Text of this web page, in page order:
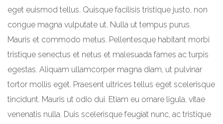
eget euismod tellus. Quisque facilisis tristique justo, non
congue magna vulputate ut. Nulla ut tempus purus.
Mauris et commodo metus. Pellentesque habitant morbi
tristique senectus et netus et malesuada fames ac turpis
egestas. Aliquam ullamcorper magna diam, ut pulvinar
tortor mollis eget. Praesent ultrices tellus eget scelerisque
tincidunt. Mauris ut odio dui. Etiam eu ornare ligula, vitae
venenatis nulla. Duis scelerisque feugiat nunc, ac tristique